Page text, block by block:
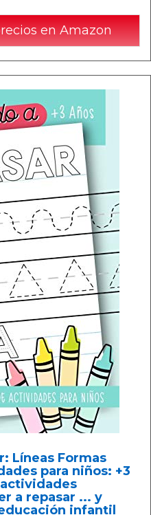
en Amazon
Líneas Formas
para niños: +3
a repasar ... y
infantil